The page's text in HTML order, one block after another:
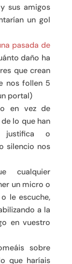
sus amigos
un gol
pasada de
daño ha
que crean
nos follen 5
portal)
en vez de
lo que han
justifica o
silencio nos
cualquier
un micro o
le escuche,
a la
en vuestro
sobre
que haríais